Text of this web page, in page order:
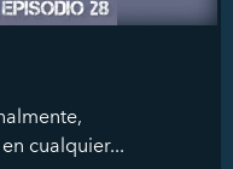
cualquier...